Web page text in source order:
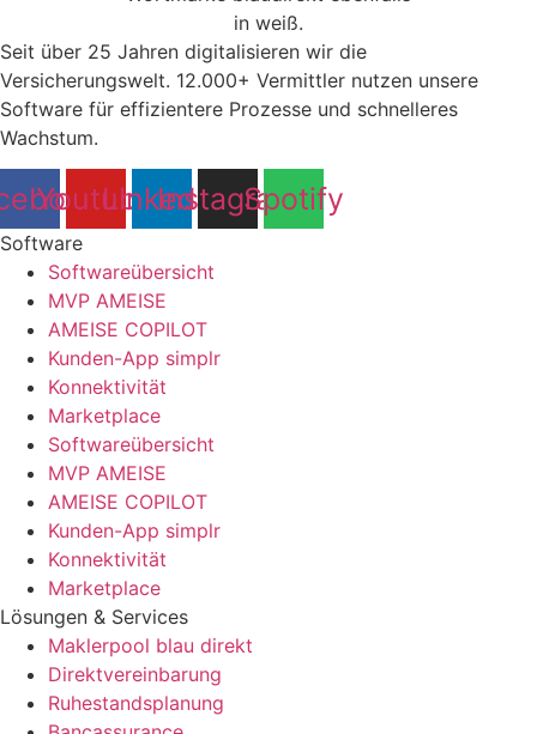
Seit über 25 Jahren digitalisieren wir die
Versicherungswelt. 12.000+ Vermittler nutzen unsere
Software für effizientere Prozesse und schnelleres
Wachstum.
YoutubeLinkedin
Instagram
Spotify
Software
Softwareübersicht
MVP AMEISE
AMEISE COPILOT
Kunden-App simplr
Konnektivität
Marketplace
Softwareübersicht
MVP AMEISE
AMEISE COPILOT
Kunden-App simplr
Konnektivität
Marketplace
Lösungen & Services
Maklerpool blau direkt
Direktvereinbarung
Ruhestandsplanung